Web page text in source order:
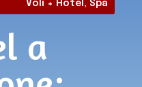
Voli + Hotel , Spa
a